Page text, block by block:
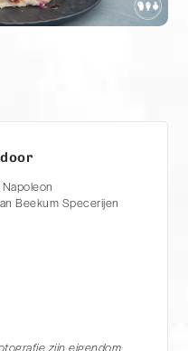
Beekum Specerijen
zijn eigendom